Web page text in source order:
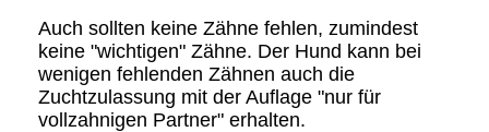
Auch sollten keine Zähne fehlen, zumindest
keine "wichtigen" Zähne. Der Hund kann bei
wenigen fehlenden Zähnen auch die
Zuchtzulassung mit der Auflage "nur für
vollzahnigen Partner" erhalten.